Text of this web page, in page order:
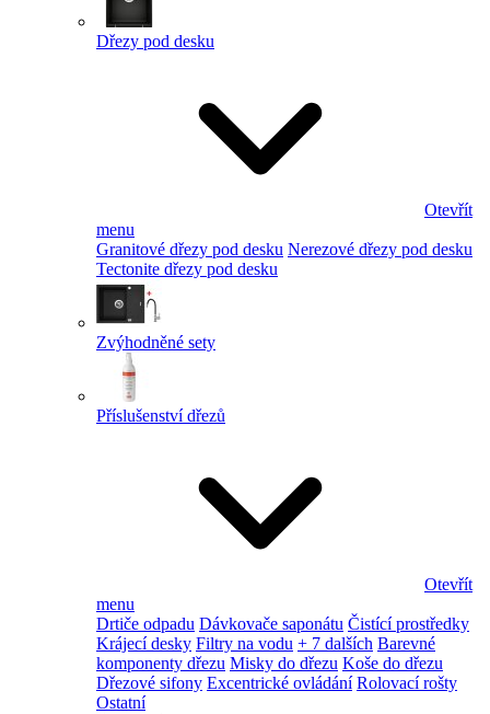
Dřezy pod desku
Otevřít
menu
Granitové dřezy pod desku Nerezové dřezy pod desku
Tectonite dřezy pod desku
Zvýhodněné sety
Příslušenství dřezů
Otevřít
menu
Drtiče odpadu Dávkovače saponátu Čistící prostředky
Krájecí desky Filtry na vodu + 7 dalších Barevné
komponenty dřezu Misky do dřezu Koše do dřezu
Dřezové sifony Excentrické ovládání Rolovací rošty
Ostatní